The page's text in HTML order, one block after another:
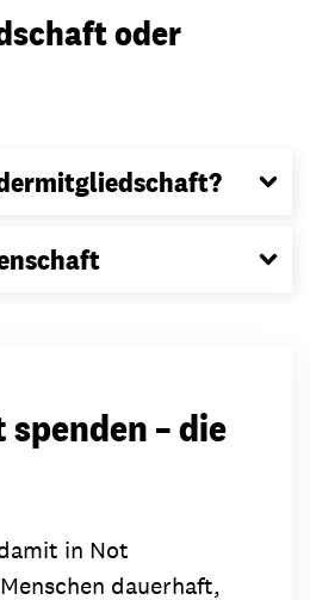
oder
– die
in Not
dauerhaft,